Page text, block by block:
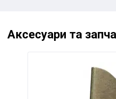
Аксесуари та